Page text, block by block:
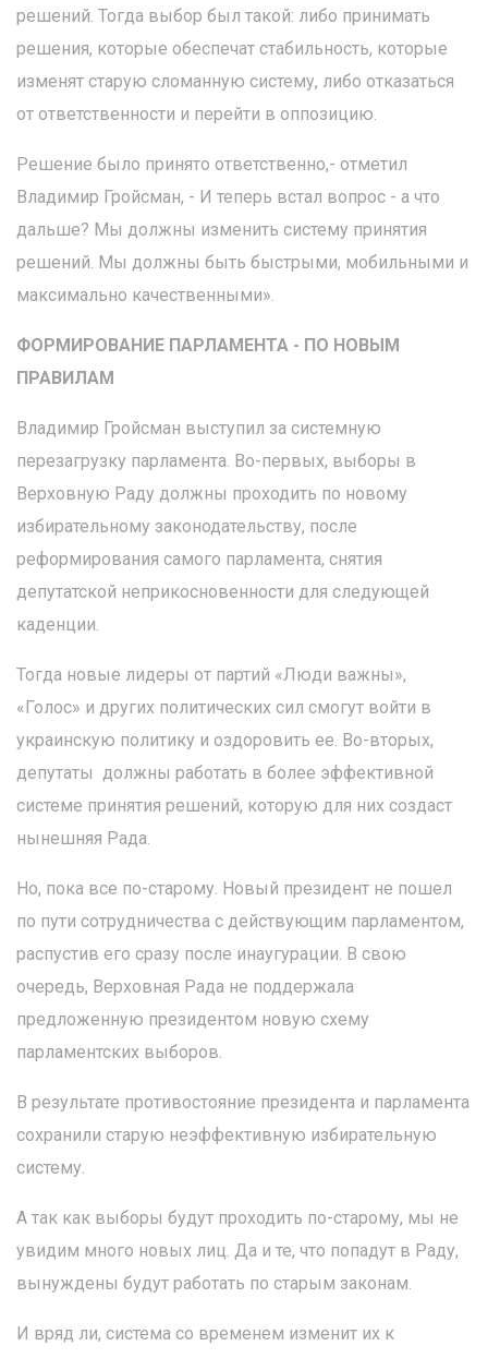
решений. Тогда выбор был такой: либо принимать
решения, которые обеспечат стабильность, которые
изменят старую сломанную систему, либо отказаться
от ответственности и перейти в оппозицию.
Решение было принято ответственно,- отметил
Владимир Гройсман, - И теперь встал вопрос - а что
дальше? Мы должны изменить систему принятия
решений. Мы должны быть быстрыми, мобильными и
максимально качественными».
ФОРМИРОВАНИЕ ПАРЛАМЕНТА - ПО НОВЫМ
ПРАВИЛАМ
Владимир Гройсман выступил за системную
перезагрузку парламента. Во-первых, выборы в
Верховную Раду должны проходить по новому
избирательному законодательству, после
реформирования самого парламента, снятия
депутатской неприкосновенности для следующей
каденции.
Тогда новые лидеры от партий «Люди важны»,
«Голос» и других политических сил смогут войти в
украинскую политику и оздоровить ее. Во-вторых,
депутаты должны работать в более эффективной
системе принятия решений, которую для них создаст
нынешняя Рада.
Но, пока все по-старому. Новый президент не пошел
по пути сотрудничества с действующим парламентом,
распустив его сразу после инаугурации. В свою
очередь, Верховная Рада не поддержала
предложенную президентом новую схему
парламентских выборов.
В результате противостояние президента и парламента
сохранили старую неэффективную избирательную
систему.
А так как выборы будут проходить по-старому, мы не
увидим много новых лиц. Да и те, что попадут в Раду,
вынуждены будут работать по старым законам.
И вряд ли, система со временем изменит их к